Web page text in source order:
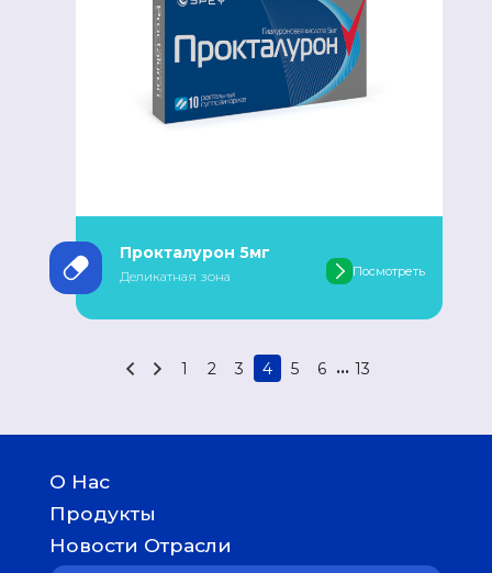
Прокталурон 5мг
Деликатная зона Посмотреть
1 2 3 4 5 6 ... 13
О Нас
История
Продукты
Детям
Женское здоровье
Новости Отрасли